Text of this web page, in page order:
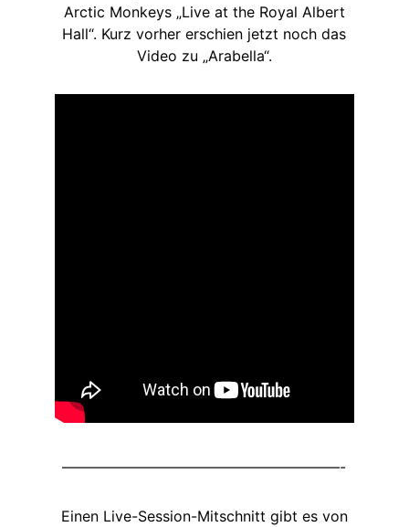
Arctic Monkeys „Live at the Royal Albert
Hall“. Kurz vorher erschien jetzt noch das
Video zu „Arabella“.
———————————————————-
Einen Live-Session-Mitschnitt gibt es von